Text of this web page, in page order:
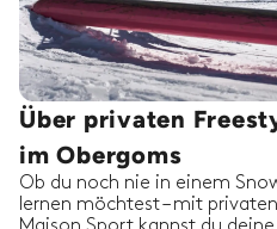
Über privaten
im Obergoms
Ob du noch nie in einem
lernen möchtest – mit